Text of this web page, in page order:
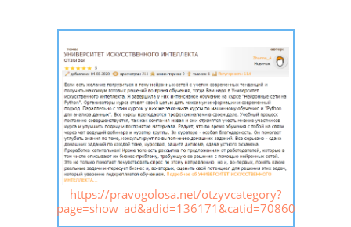
https://pravogolosa.net/otzyvcategory?
page=show_ad&adid=136171&catid=70860